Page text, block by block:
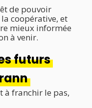
de pouvoir
coopérative, et
mieux informée
à venir.
futurs
à franchir le pas,